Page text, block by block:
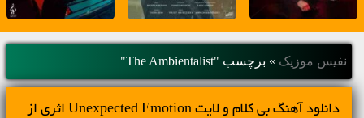
نفیس موزیک » برچسب "The Ambientalist"
دانلود آهنگ بی کلام و لایت Unexpected Emotion اثری از